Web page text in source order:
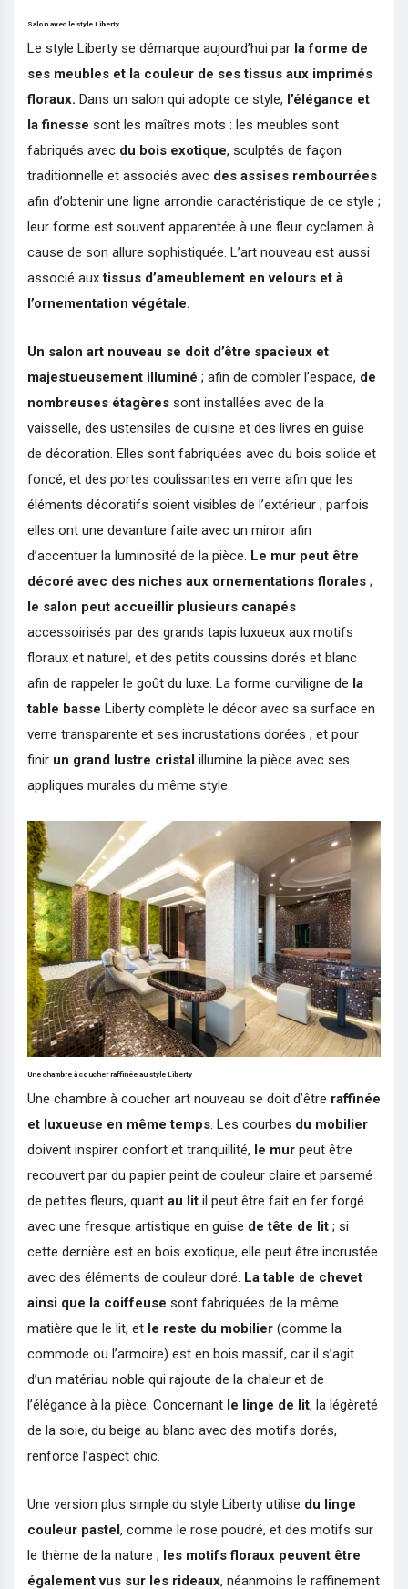
Salon avec le style Liberty
Le style Liberty se démarque aujourd’hui par la forme de
ses meubles et la couleur de ses tissus aux imprimés
floraux. Dans un salon qui adopte ce style, l’élégance et
la finesse sont les maîtres mots : les meubles sont
fabriqués avec du bois exotique, sculptés de façon
traditionnelle et associés avec des assises rembourrées
afin d’obtenir une ligne arrondie caractéristique de ce style ;
leur forme est souvent apparentée à une fleur cyclamen à
cause de son allure sophistiquée. L’art nouveau est aussi
associé auxtissus d’ameublement en velours et à
l’ornementation végétale.
Un salon art nouveau se doit d’être spacieux et
majestueusement illuminé ; afin de combler l’espace, de
nombreuses étagères sont installées avec de la
vaisselle, des ustensiles de cuisine et des livres en guise
de décoration. Elles sont fabriquées avec du bois solide et
foncé, et des portes coulissantes en verre afin que les
éléments décoratifs soient visibles de l’extérieur ; parfois
elles ont une devanture faite avec un miroir afin
d’accentuer la luminosité de la pièce. Le mur peut être
décoré avec des niches aux ornementations florales ;
le salon peut accueillir plusieurs canapés
accessoirisés par des grands tapis luxueux aux motifs
floraux et naturel, et des petits coussins dorés et blanc
afin de rappeler le goût du luxe. La forme curviligne de la
table basse Liberty complète le décor avec sa surface en
verre transparente et ses incrustations dorées ; et pour
finir un grand lustre cristal illumine la pièce avec ses
appliques murales du même style.
Une chambre à coucher raffinée au style Liberty
Une chambre à coucher art nouveau se doit d’être raffinée
et luxueuse en même temps. Les courbes du mobilier
doivent inspirer confort et tranquillité, le mur peut être
recouvert par du papier peint de couleur claire et parsemé
de petites fleurs, quant au lit il peut être fait en fer forgé
avec une fresque artistique en guise de tête de lit ; si
cette dernière est en bois exotique, elle peut être incrustée
avec des éléments de couleur doré. La table de chevet
ainsi que la coiffeuse sont fabriquées de la même
matière que le lit, et le reste du mobilier (comme la
commode ou l’armoire) est en bois massif, car il s’agit
d’un matériau noble qui rajoute de la chaleur et de
l’élégance à la pièce. Concernant le linge de lit, la légèreté
de la soie, du beige au blanc avec des motifs dorés,
renforce l’aspect chic.
Une version plus simple du style Liberty utilise du linge
couleur pastel, comme le rose poudré, et des motifs sur
le thème de la nature ; les motifs floraux peuvent être
également vus sur les rideaux, néanmoins le raffinement